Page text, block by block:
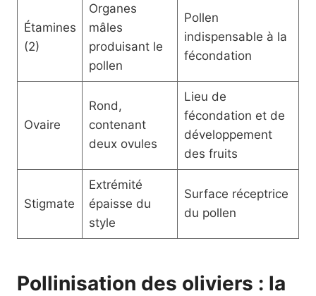
Étamines
(2)
Organes
mâles
produisant le
pollen
Pollen
indispensable à la
fécondation
Ovaire
Rond,
contenant
deux ovules
Lieu de
fécondation et de
développement
des fruits
Stigmate
Extrémité
épaisse du
style
Surface réceptrice
du pollen
Pollinisation des oliviers : la